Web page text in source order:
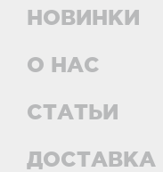
НОВИНКИ
О НАС
СТАТЬИ
ДОСТАВКА